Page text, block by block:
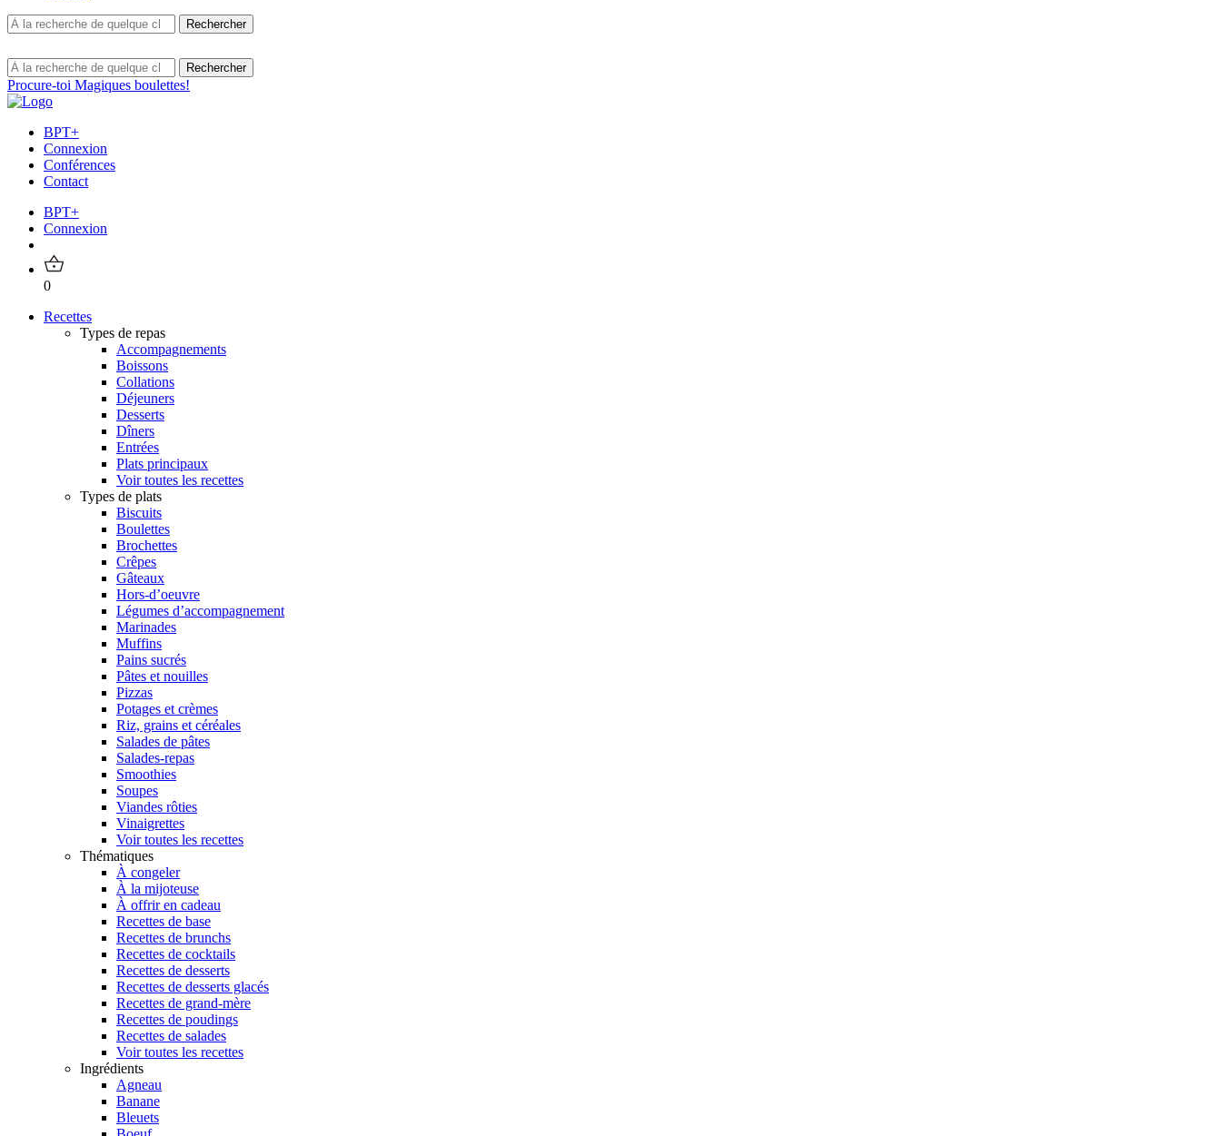
Procure-toi Magiques boulettes!
BPT+
Connexion
Conférences
Contact
BPT+
Connexion
0
Recettes
Types de repas
Accompagnements
Boissons
Collations
Déjeuners
Desserts
Dîners
Entrées
Plats principaux
Voir toutes les recettes
Types de plats
Biscuits
Boulettes
Brochettes
Crêpes
Gâteaux
Hors-d’oeuvre
Légumes d’accompagnement
Marinades
Muffins
Pains sucrés
Pâtes et nouilles
Pizzas
Potages et crèmes
Riz, grains et céréales
Salades de pâtes
Salades-repas
Smoothies
Soupes
Viandes rôties
Vinaigrettes
Voir toutes les recettes
Thématiques
À congeler
À la mijoteuse
À offrir en cadeau
Recettes de base
Recettes de brunchs
Recettes de cocktails
Recettes de desserts
Recettes de desserts glacés
Recettes de grand-mère
Recettes de poudings
Recettes de salades
Voir toutes les recettes
Ingrédients
Agneau
Banane
Bleuets